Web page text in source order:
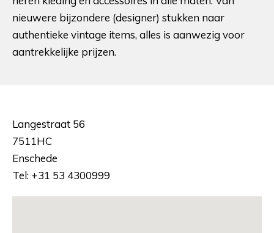
nieuwere bijzondere (designer) stukken naar
authentieke vintage items, alles is aanwezig voor
aantrekkelijke prijzen.
Langestraat 56
7511HC
Enschede
Tel: +31 53 4300999